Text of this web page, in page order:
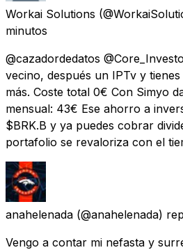
Workai Solutions
minutos
@cazadordedatos
vecino, después un IPTv y
más. Coste total 0€ Con Simyo
mensual: 43€ Ese ahorro a
$BRK.B y ya puedes cobrar
portafolio se revaloriza con el
anahelenada (@anahelenada)
Vengo a contar mi nefasta y